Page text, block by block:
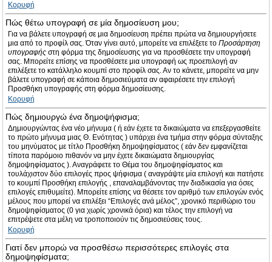
Κορυφή
Πώς θέτω υπογραφή σε μία δημοσίευση μου;
Για να βάλετε υπογραφή σε μια δημοσίευση πρέπει πρώτα να δημιουργήσετε
μια από το προφίλ σας. Όταν γίνει αυτό, μπορείτε να επιλέξετε το Προσάρτηση
υπογραφής στη φόρμα της δημοσίευσης για να προσθέσετε την υπογραφή
σας. Μπορείτε επίσης να προσθέσετε μια υπογραφή ως προεπιλογή αν
επιλέξετε το κατάλληλο κουμπί στο προφίλ σας. Αν το κάνετε, μπορείτε να μην
βάλετε υπογραφή σε κάποια δημοσιεύματα αν αφαιρέσετε την επιλογή
Προσθήκη υπογραφής στη φόρμα δημοσίευσης.
Κορυφή
Πώς δημιουργώ ένα δημοψήφισμα;
Δημιουργώντας ένα νέο μήνυμα ( ή εάν έχετε τα δικαιώματα να επεξεργασθείτε
το πρώτο μήνυμα μιας Θ. Ενότητας ) υπάρχει ένα τμήμα στην φόρμα σύνταξης
του μηνύματος με τίτλο Προσθήκη δημοψηφίσματος ( εάν δεν εμφανίζεται
τίποτα παρόμοιο πιθανόν να μην έχετε δικαιώματα δημιουργίας
δημοψηφίσματος ). Αναγράφετε το Θέμα του δημοψηφίσματος και
τουλάχιστον δύο επιλογές προς ψήφισμα ( αναγράψτε μία επιλογή και πατήστε
το κουμπί Προσθήκη επιλογής , επαναλαμβάνοντας την διαδικασία για όσες
επιλογές επιθυμείτε). Μπορείτε επίσης να θέσετε τον αριθμό των επιλογών ενός
μέλους που μπορεί να επιλέξει “Επιλογές ανά μέλος”, χρονικό περιθώριο του
δημοψηφίσματος (0 για χωρίς χρονικά όρια) και τέλος την επιλογή να
επιτρέψετε στα μέλη να τροποποιούν τις δημοσιεύσεις τους.
Κορυφή
Γιατί δεν μπορώ να προσθέσω περισσότερες επιλογές στα
δημοψηφίσματα;